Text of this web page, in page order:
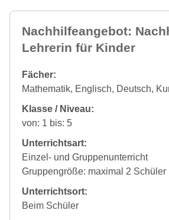
Nachhilfeangebot:
Lehrerin für Kinder
Fächer:
Mathematik, Englisch, Deutsch,
Klasse / Niveau:
von: 1 bis: 5
Unterrichtsart:
Einzel- und Gruppenunterricht
Gruppengröße: maximal 2 Schüler
Unterrichtsort:
Beim Schüler